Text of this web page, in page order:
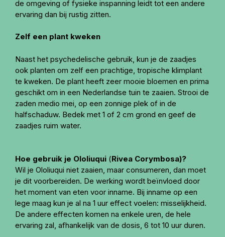
de omgeving of fysieke inspanning leidt tot een andere
ervaring dan bij rustig zitten.
Zelf een plant kweken
Naast het psychedelische gebruik, kun je de zaadjes
ook planten om zelf een prachtige, tropische klimplant
te kweken. De plant heeft zeer mooie bloemen en prima
geschikt om in een Nederlandse tuin te zaaien. Strooi de
zaden medio mei, op een zonnige plek of in de
halfschaduw. Bedek met 1 of 2 cm grond en geef de
zaadjes ruim water.
Hoe gebruik je Ololiuqui (Rivea Corymbosa)?
Wil je Ololiuqui niet zaaien, maar consumeren, dan moet
je dit voorbereiden. De werking wordt beïnvloed door
het moment van eten voor inname. Bij inname op een
lege maag kun je al na 1 uur effect voelen: misselijkheid.
De andere effecten komen na enkele uren, de hele
ervaring zal, afhankelijk van de dosis, 6 tot 10 uur duren.